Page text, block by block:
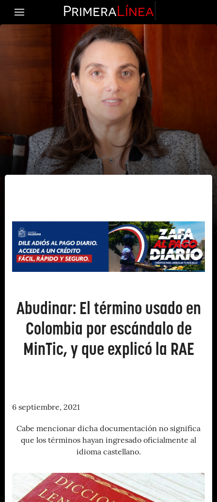
PrimeraLínea
Abudinar: El término usado en
Colombia por escándalo de
MinTic, y que explicó la RAE
6 septiembre, 2021
Cabe mencionar dicha documentación no significa
que los términos hayan ingresado oficialmente al
idioma castellano.